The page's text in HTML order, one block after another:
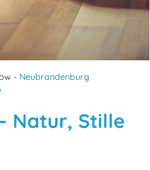
- Neubrandenburg
Natur, Stille